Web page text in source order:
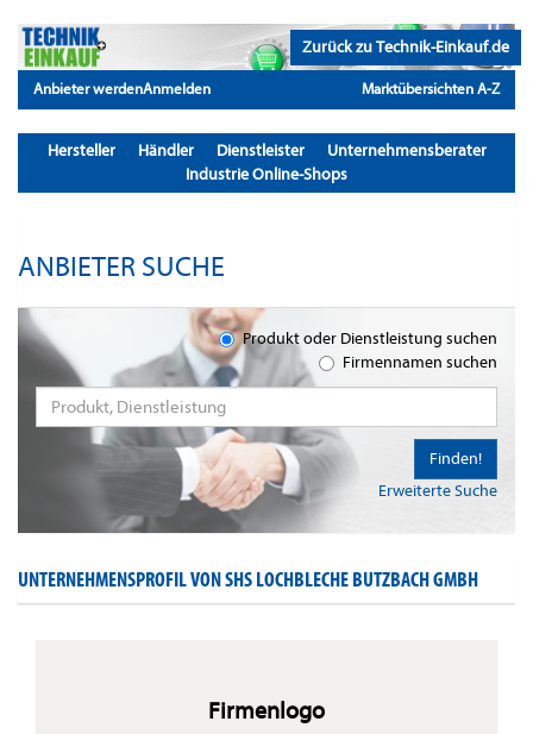
Zurück zu Technik-Einkauf.de
Anbieter werdenAnmelden Marktübersichten A-Z
Hersteller Händler Dienstleister
Unternehmensberater
Industrie Online-Shops
ANBIETER SUCHE
Produkt oder Dienstleistung suchen
Firmennamen suchen
Erweiterte Suche
Finden!
UNTERNEHMENSPROFIL VON SHS LOCHBLECHE BUTZBACH GMBH
Firmenlogo